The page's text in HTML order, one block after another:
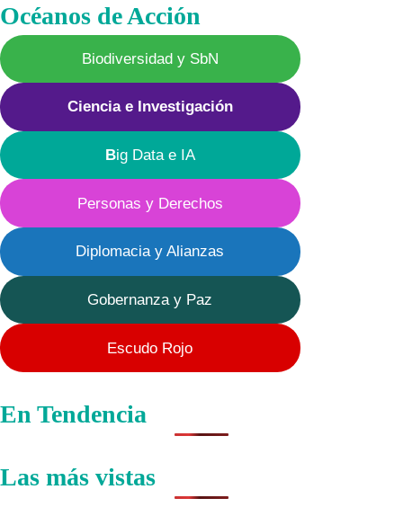
Océanos de Acción
Biodiversidad y SbN
Ciencia e Investigación
Big Data e IA
Personas y Derechos
Diplomacia y Alianzas
Gobernanza y Paz
Escudo Rojo
En Tendencia
Las más vistas